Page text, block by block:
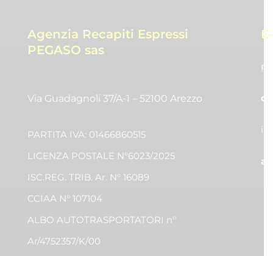
Agenzia Recapiti Espressi
PEGASO sas
Via Guadagnoli 37/A-1 – 52100 Arezzo
PARTITA IVA: 01466860515
LICENZA POSTALE N°6023/2025
ISC.REG. TRIB. Ar. N° 16089
CCIAA N° 107104
ALBO AUTOTRASPORTATORI n°
Ar/4752357/K/00